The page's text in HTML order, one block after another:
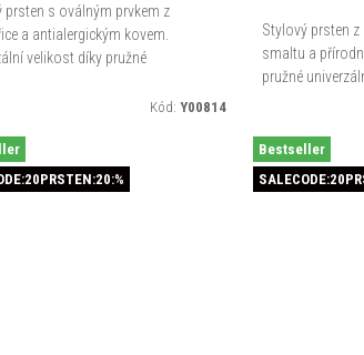
prsten s oválným prvkem z
a antialergickým kovem.
velikost díky pružné
Kód: Y00814
Stylový prsten z
smaltu a
pružné
doplněk s
Bestseller